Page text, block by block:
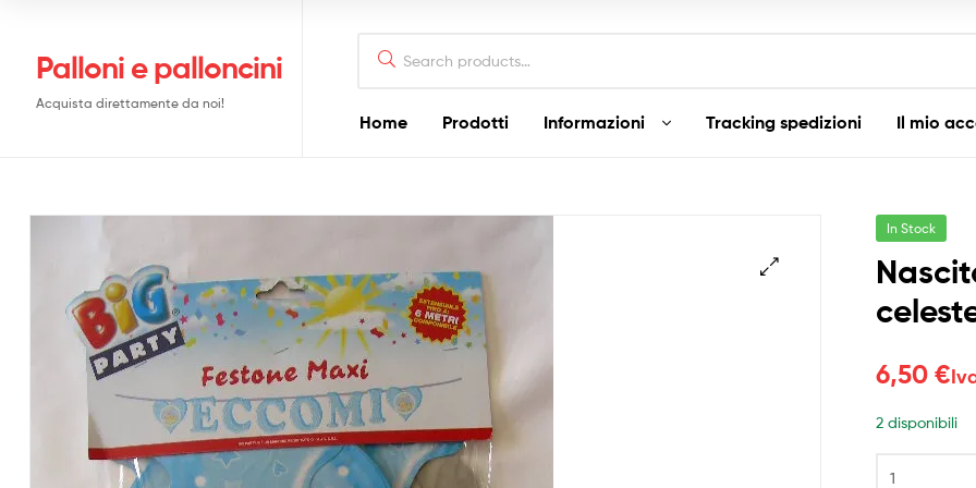
Palloni e palloncini
Acquista direttamente da noi!
for:
Home Prodotti Informazioni Tracking spedizioni Il mio
In Stock
6,50€
2 disponibili